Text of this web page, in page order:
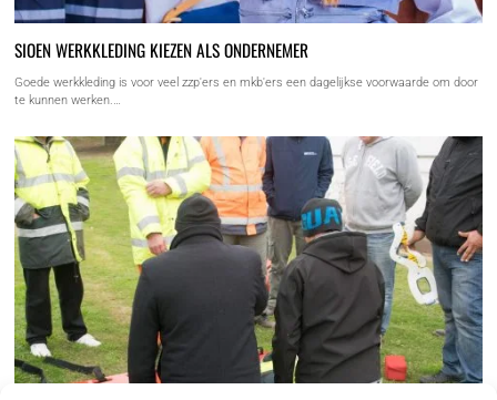
SIOEN WERKKLEDING KIEZEN ALS ONDERNEMER
Goede werkkleding is voor veel zzp'ers en mkb'ers een dagelijkse voorwaarde om door
te kunnen werken.…